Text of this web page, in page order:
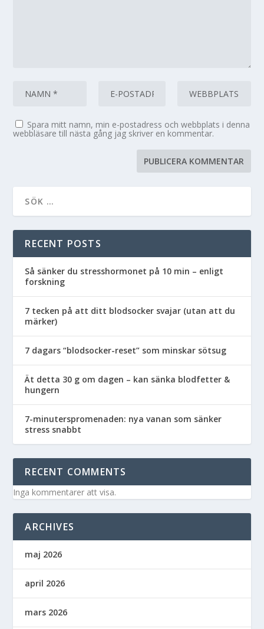
Spara mitt namn, min e-postadress och webbplats i denna
webbläsare till nästa gång jag skriver en kommentar.
RECENT POSTS
Så sänker du stresshormonet på 10 min – enligt
forskning
7 tecken på att ditt blodsocker svajar (utan att du
märker)
7 dagars “blodsocker-reset” som minskar sötsug
Ät detta 30 g om dagen – kan sänka blodfetter &
hungern
7-minuterspromenaden: nya vanan som sänker
stress snabbt
RECENT COMMENTS
Inga kommentarer att visa.
ARCHIVES
maj 2026
april 2026
mars 2026